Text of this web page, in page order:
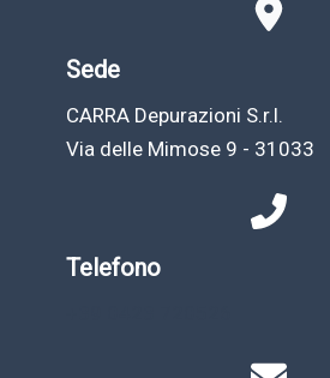
Sede
CARRA Depurazioni S.r.l.
Via delle Mimose 9 - 31033
Telefono